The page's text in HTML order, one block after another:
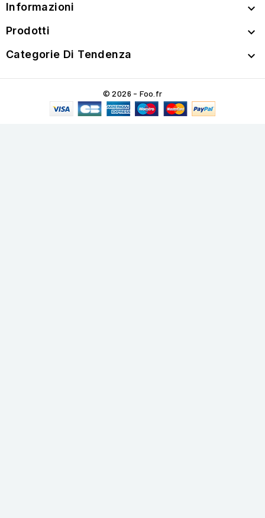
Informazioni 
Prodotti 
Categorie Di Tendenza 
© 2026 - Foo.fr